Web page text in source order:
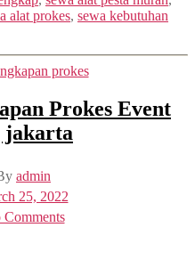
alat prokes, sewa kebutuhan
prokes
Prokes Event
jakarta
admin
25, 2022
Commentson
Sewa